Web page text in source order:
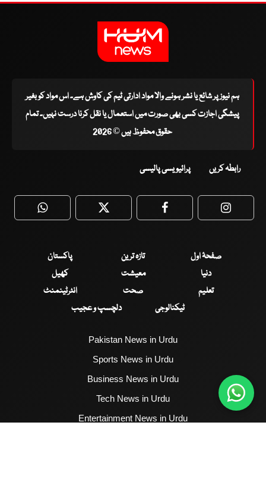
ہم نیوز پر شائع یا نشر ہونے والا مواد ادارتی ٹیم کی کاوش ہے۔ اس مواد کو بغیر
پیشگی اجازت کسی بھی صورت میں استعمال یا نقل کرنا درست نہیں۔ تمام
حقوق محفوظ ہیں © 2026
رابطہ کریں پرائیویسی پالیسی
WhatsApp Twitter Facebook
صفحۂ اول تازہ ترین
پاکستان
دنیا
معیشت
کھیل
تعلیم
صحت
انٹرٹینمنٹ
ٹیکنالوجی
دلچسپ و عجیب
Pakistan News in Urdu
Sports News in Urdu
Business News in Urdu
Tech News in Urdu
Entertainment News in Urdu